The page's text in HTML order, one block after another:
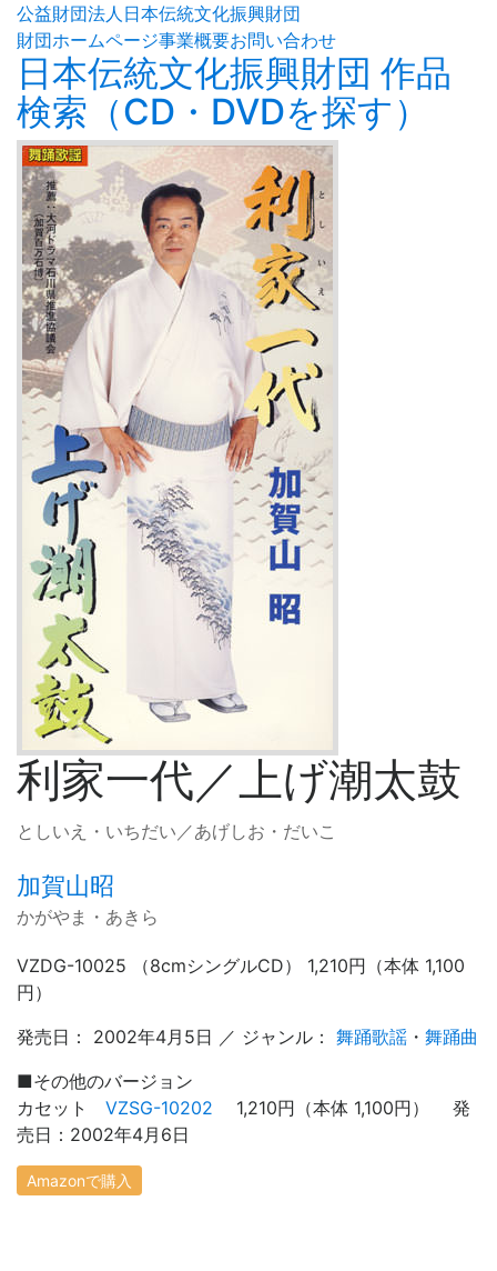
公益財団法人日本伝統文化振興財団
財団ホームページ事業概要お問い合わせ
日本伝統文化振興財団 作品
検索（CD・DVDを探す）
利家一代／上げ潮太鼓
としいえ・いちだい／あげしお・だいこ
加賀山昭
かがやま・あきら
VZDG-10025 （8cmシングルCD） 1,210円（本体 1,100
円）
発売日： 2002年4月5日 ／ ジャンル： 舞踊歌謡 ・ 舞踊曲
■その他のバージョン
カセット VZSG-10202 1,210円（本体 1,100円） 発
売日：2002年4月6日
Amazonで購入